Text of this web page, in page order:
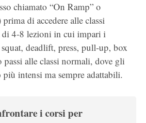
chiamato “On Ramp” o
prima di accedere alle classi
di 4-8 lezioni in cui impari i
deadlift, press, pull-up, box
alle classi normali, dove gli
intensi ma sempre adattabili.
i corsi per